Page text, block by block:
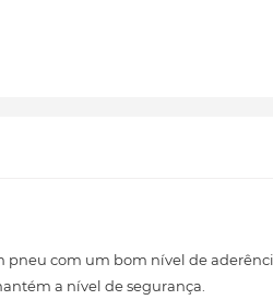
pneu com um bom nível de
a nível de segurança.